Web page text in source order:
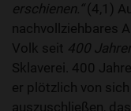
erschienen.“(4,1)
nachvollziehbares
Volk seit 400
Sklaverei. 400
er plötzlich von
auszuschließen,